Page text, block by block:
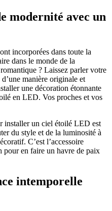
modernité avec un
incorporées dans toute la
dans le monde de la
? Laissez parler votre
manière originale et
une décoration étonnante
en LED. Vos proches et vos
installer un ciel étoilé LED est
du style et de la luminosité à
C’est l’accessoire
pour en faire un havre de paix
intemporelle